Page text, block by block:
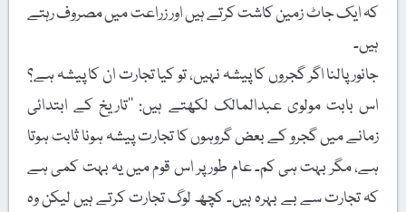
کہ ایک جاٹ زمین کاشت کرتے ہیں اور زراعت میں مصروف رہتے
ہیں۔
جانور پالنا اگر گجروں کا پیشہ نہیں، تو کیا تجارت ان کا پیشہ ہے؟
اس بابت مولوی عبدالمالک لکھتے ہیں: ’’تاریخ کے ابتدائی
زمانے میں گجرو کے بعض گروہوں کا تجارت پیشہ ہونا ثابت ہوتا
ہے، مگر بہت ہی کم۔ عام طور پر اس قوم میں یہ بہت کمی ہے
کہ تجارت سے بے بہرہ ہیں۔ کچھ لوگ تجارت کرتے ہیں لیکن وہ